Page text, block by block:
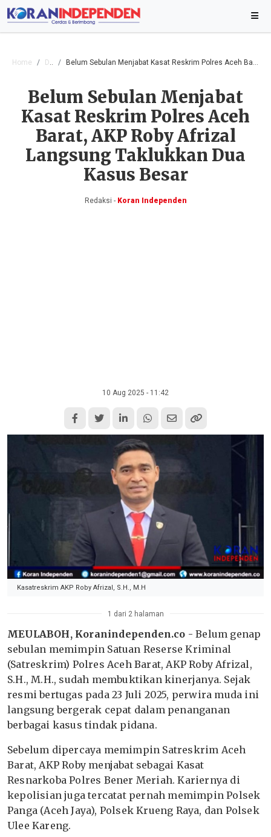
Home Daerah Belum Sebulan Menjabat Kasat Reskrim Polres Aceh Barat, AKP Roby Afrizal Langsung Taklukkan Dua Kasus Besar
Belum Sebulan Menjabat
Kasat Reskrim Polres Aceh
Barat, AKP Roby Afrizal
Langsung Taklukkan Dua
Kasus Besar
Redaksi -Koran Independen
10 Aug 2025 - 11:42
Kasatreskrim AKP Roby Afrizal, S.H., M.H
1 dari 2 halaman
MEULABOH, Koranindependen.co - Belum genap
sebulan memimpin Satuan Reserse Kriminal
(Satreskrim) Polres Aceh Barat, AKP Roby Afrizal,
S.H., M.H., sudah membuktikan kinerjanya. Sejak
resmi bertugas pada 23 Juli 2025, perwira muda ini
langsung bergerak cepat dalam penanganan
berbagai kasus tindak pidana.
Sebelum dipercaya memimpin Satreskrim Aceh
Barat, AKP Roby menjabat sebagai Kasat
Resnarkoba Polres Bener Meriah. Kariernya di
kepolisian juga tercatat pernah memimpin Polsek
Panga (Aceh Jaya), Polsek Krueng Raya, dan Polsek
Ulee Kareng.